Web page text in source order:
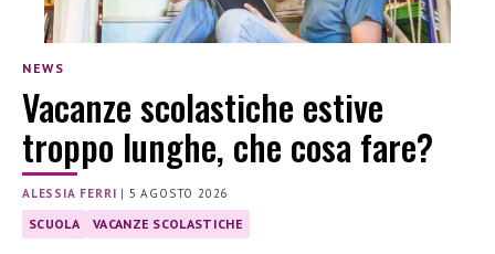
NEWS
Vacanze scolastiche estive
troppo lunghe, che cosa fare?
ALESSIA FERRI | 5 AGOSTO 2026
SCUOLA VACANZE SCOLASTICHE